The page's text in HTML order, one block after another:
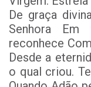
De graça
Senhora
reconhece
Desde a
o qual criou.